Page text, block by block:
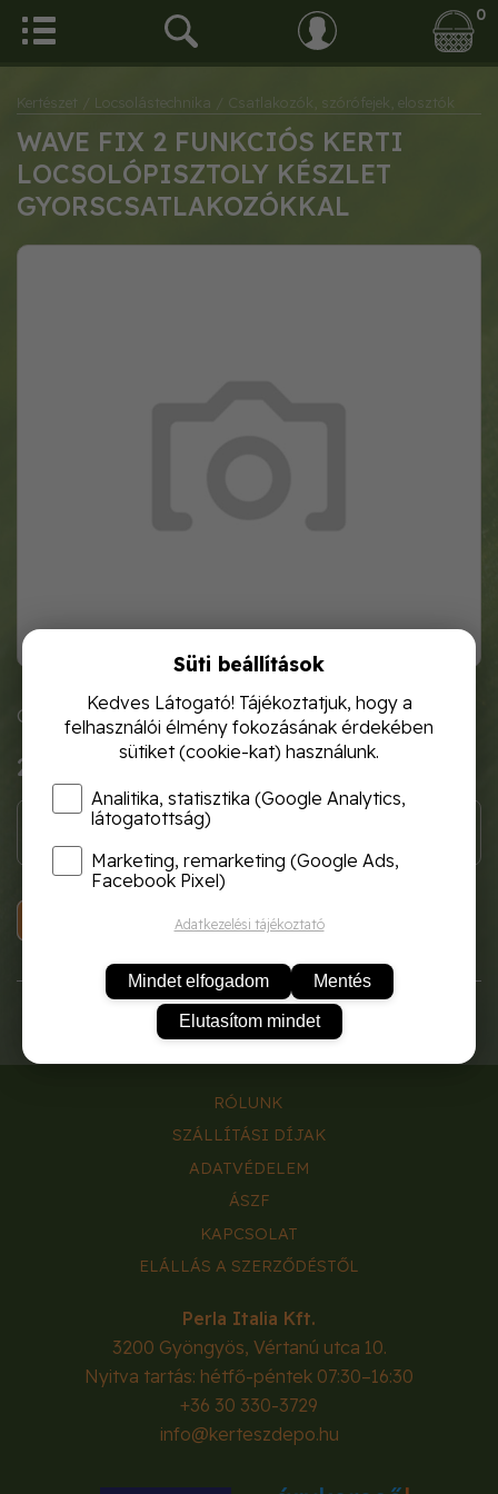
0
Kertészet / Locsolástechnika / Csatlakozók, szórófejek, elosztók
WAVE FIX 2 FUNKCIÓS KERTI
LOCSOLÓPISZTOLY KÉSZLET
GYORSCSATLAKOZÓKKAL
Cikkszám: wf2313
2 840 Ft
KOSÁRBA
RÓLUNK
SZÁLLÍTÁSI DÍJAK
ADATVÉDELEM
ÁSZF
KAPCSOLAT
ELÁLLÁS A SZERZŐDÉSTŐL
Perla Italia Kft.
3200 Gyöngyös, Vértanú utca 10.
Nyitva tartás: hétfő-péntek 07:30–16:30
+36 30 330-3729
info@kerteszdepo.hu
Süti beállítások
Kedves Látogató! Tájékoztatjuk, hogy a
felhasználói élmény fokozásának érdekében
sütiket (cookie-kat) használunk.
Analitika, statisztika (Google Analytics,
látogatottság)
Marketing, remarketing (Google Ads,
Facebook Pixel)
Adatkezelési tájékoztató
Mindet elfogadom Mentés
Elutasítom mindet